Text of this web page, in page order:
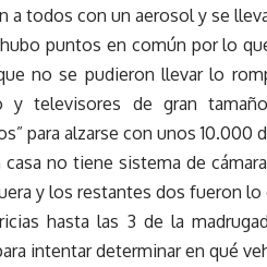
a todos con un aerosol y se
puntos en común por lo
no se pudieron llevar lo
y televisores de gran
para alzarse con unos 10.000
casa no tiene sistema de
y los restantes dos fueron lo
hasta las 3 de la
intentar determinar en qué